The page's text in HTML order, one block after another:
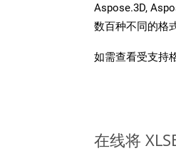
Aspose.3D,
数百种不同的格式
如需查看受支持
在线将